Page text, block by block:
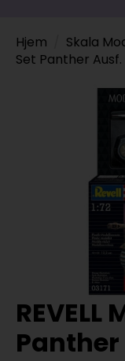
Hjem Skala
Set Panther Ausf.
REVELL
Panther